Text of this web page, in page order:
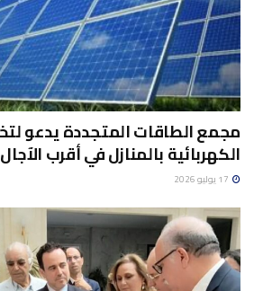
مجمع الطاقات المتجددة يدعو
الكهربائية بالمنازل في أقرب الآجال